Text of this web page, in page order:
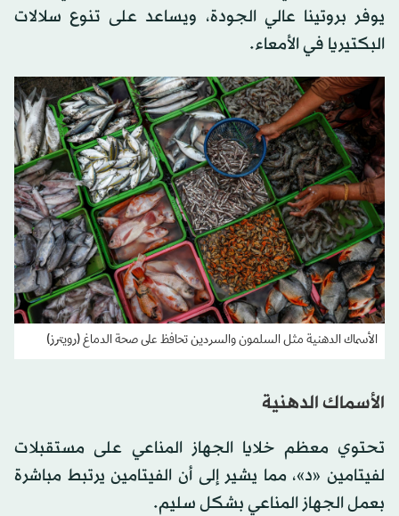
يوفر بروتينا عالي الجودة، ويساعد على تنوع سلالات
البكتيريا في الأمعاء.
الأسماك الدهنية مثل السلمون والسردين تحافظ على صحة الدماغ (رويترز)
الأسماك الدهنية
تحتوي معظم خلايا الجهاز المناعي على مستقبلات
لفيتامين «د»، مما يشير إلى أن الفيتامين يرتبط مباشرة
بعمل الجهاز المناعي بشكل سليم.